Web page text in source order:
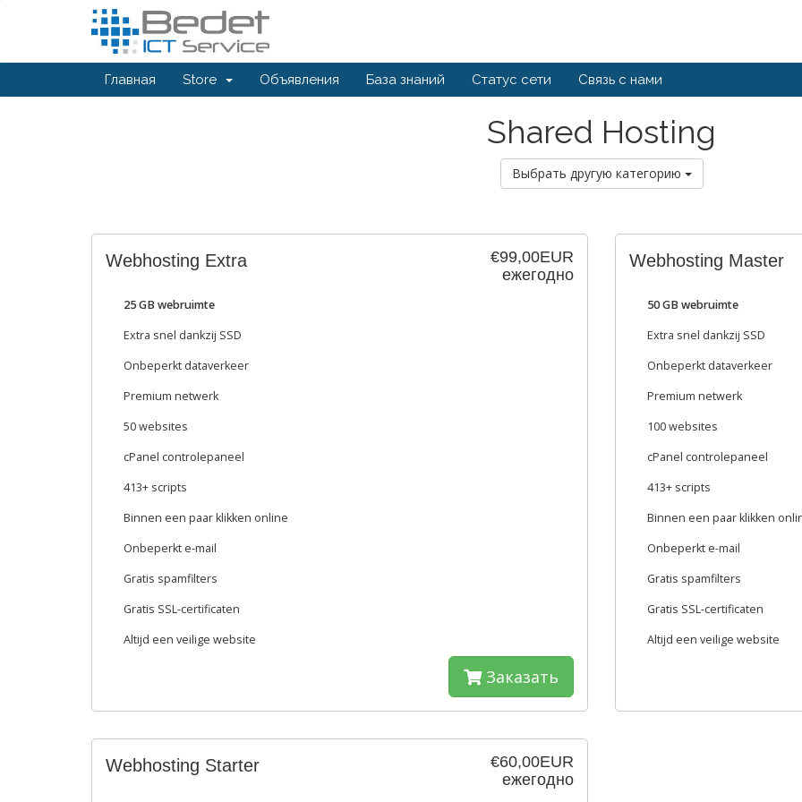
Главная Store Объявления База знаний Статус сети Связь с нами
Shared Hosting
Выбрать другую категорию
€99,00EUR
ежегодно
Webhosting Extra
25 GB webruimte
Extra snel dankzij SSD
Onbeperkt dataverkeer
Premium netwerk
50 websites
cPanel controlepaneel
413+ scripts
Binnen een paar klikken online
Onbeperkt e-mail
Gratis spamfilters
Gratis SSL-certificaten
Altijd een veilige website
Заказать
Webhosting Master
50 GB webruimte
Extra snel dankzij SSD
Onbeperkt dataverkeer
Premium netwerk
100 websites
cPanel controlepaneel
413+ scripts
Binnen een paar klikken
Onbeperkt e-mail
Gratis spamfilters
Gratis SSL-certificaten
Altijd een veilige website
€60,00EUR
ежегодно
Webhosting Starter